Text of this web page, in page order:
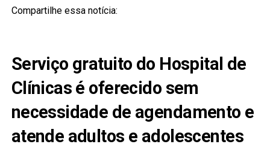
Compartilhe essa notícia:
Serviço gratuito do Hospital de
Clínicas é oferecido sem
necessidade de agendamento e
atende adultos e adolescentes